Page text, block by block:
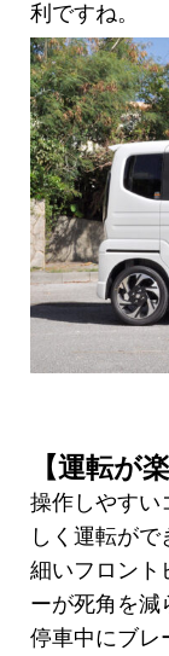
利ですね。
【運転が
操作しやすい
しく運転がで
細いフロント
ーが死角を減
停車中にブレ